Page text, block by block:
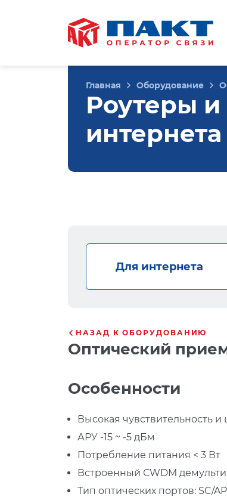
Главная Оборудование
Роутеры
Для интернета
НАЗАД К ОБОРУДОВАНИЮ
Оптический
Особенности
Высокая чувствительность
АРУ -15 ~ -5 дБм
Потребление питания < 3 Вт
Встроенный СWDM
Тип оптических портов: SC/